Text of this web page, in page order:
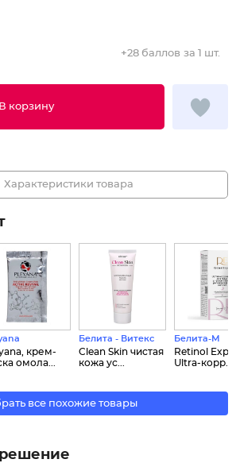
В корзину
+28 баллов за 1 шт.
Характеристики товара
крем-
омола...
Белита - Витекс
Clean Skin чистая
кожа ус...
Белита-М
Retinol
Ultra-корр...
все похожие товары